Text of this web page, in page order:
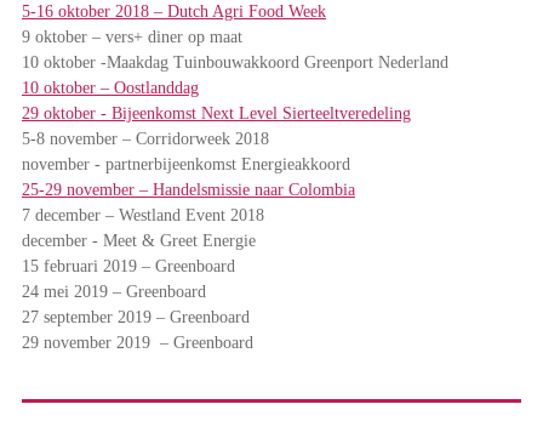
5-16 oktober 2018 – Dutch Agri Food Week
9 oktober – vers+ diner op maat
10 oktober -Maakdag Tuinbouwakkoord Greenport Nederland
10 oktober – Oostlanddag
29 oktober - Bijeenkomst Next Level Sierteeltveredeling
5-8 november – Corridorweek 2018
november - partnerbijeenkomst Energieakkoord
25-29 november – Handelsmissie naar Colombia
7 december – Westland Event 2018
december - Meet & Greet Energie
15 februari 2019 – Greenboard
24 mei 2019 – Greenboard
27 september 2019 – Greenboard
29 november 2019 – Greenboard